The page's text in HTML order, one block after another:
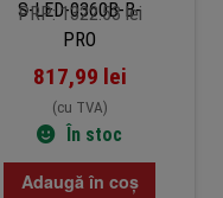
0360B-B-PRO
PRP: 1322.53 lei
817,99 lei
(cu TVA)
În stoc
Adaugă în coș